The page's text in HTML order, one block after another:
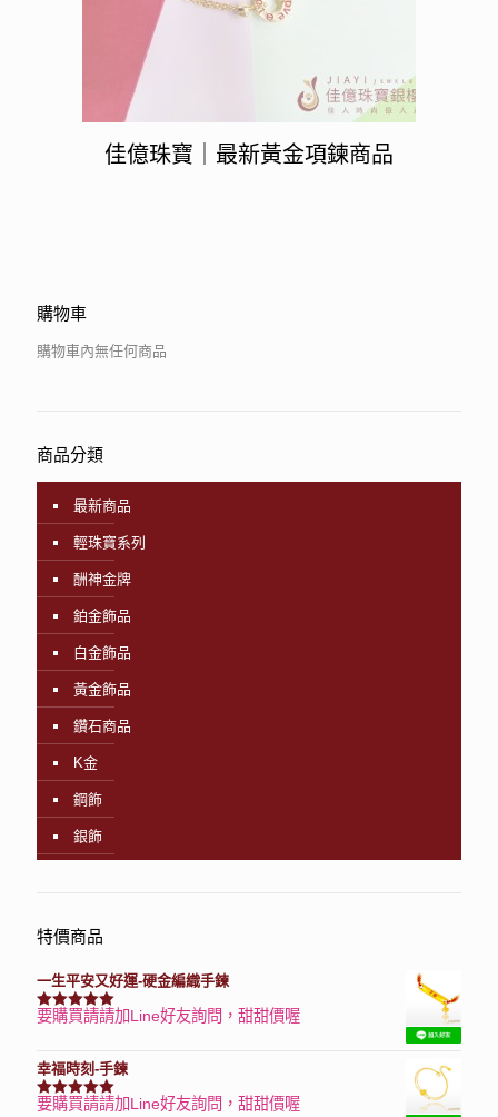
佳億珠寶｜最新黃金項鍊商品
購物車
購物車內無任何商品
商品分類
最新商品
輕珠寶系列
酬神金牌
鉑金飾品
白金飾品
黃金飾品
鑽石商品
K金
鋼飾
銀飾
特價商品
一生平安又好運-硬金編織手鍊
評分7740滿分 5
要購買請請加Line好友詢問，甜甜價喔
幸福時刻-手鍊
評分3150滿分 5
要購買請請加Line好友詢問，甜甜價喔